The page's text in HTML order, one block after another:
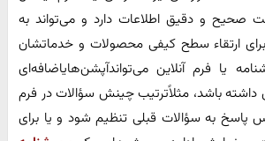
صحیح و دقیق اطلاعات دارد و می‌تواند به
ارتقاء سطح کیفی محصولات و خدماتشان
یا فرم آنلاین می‌تواندآپشن‌هایاضافه‌ای
باشد، مثلاًترتیب چینش سؤالات در فرم
پاسخ به سؤالات قبلی تنظیم شود و یا برای